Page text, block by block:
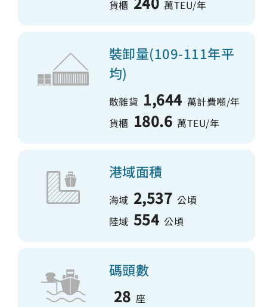
貨櫃
萬TEU/年
裝卸量(109-111年平
均)
散雜貨 1,644 萬計費噸/年
貨櫃 180.6 萬TEU/年
港域面積
海域 2,537 公頃
陸域 554 公頃
碼頭數
28 座